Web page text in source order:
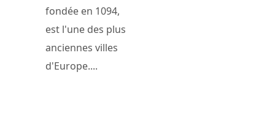
fondée en 1094,
est l'une des plus
anciennes villes
d'Europe....